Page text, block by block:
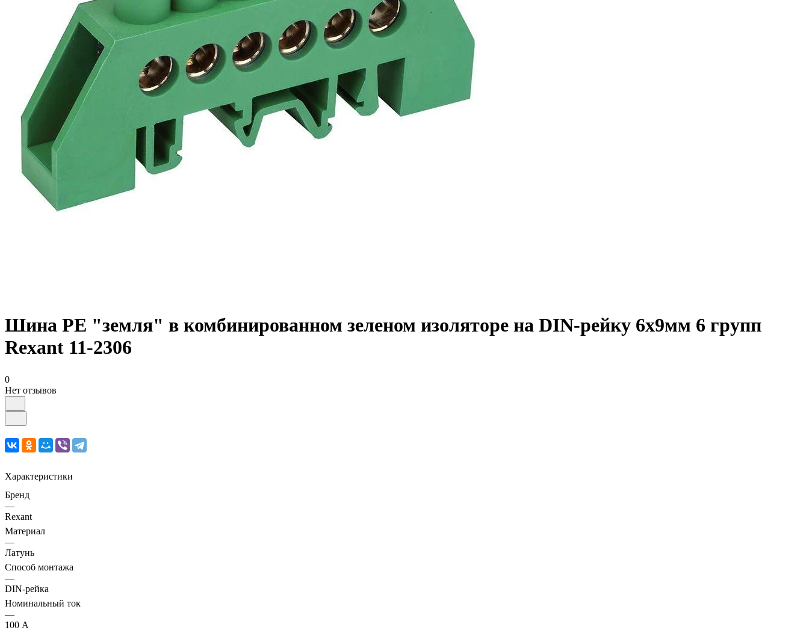
Шина PE "земля" в комбинированном зеленом изоляторе на DIN-рейку 6x9мм 6 групп
Rexant 11-2306
0
Нет отзывов
Характеристики
Бренд
—
Rexant
Материал
—
Латунь
Способ монтажа
—
DIN-рейка
Номинальный ток
—
100 А